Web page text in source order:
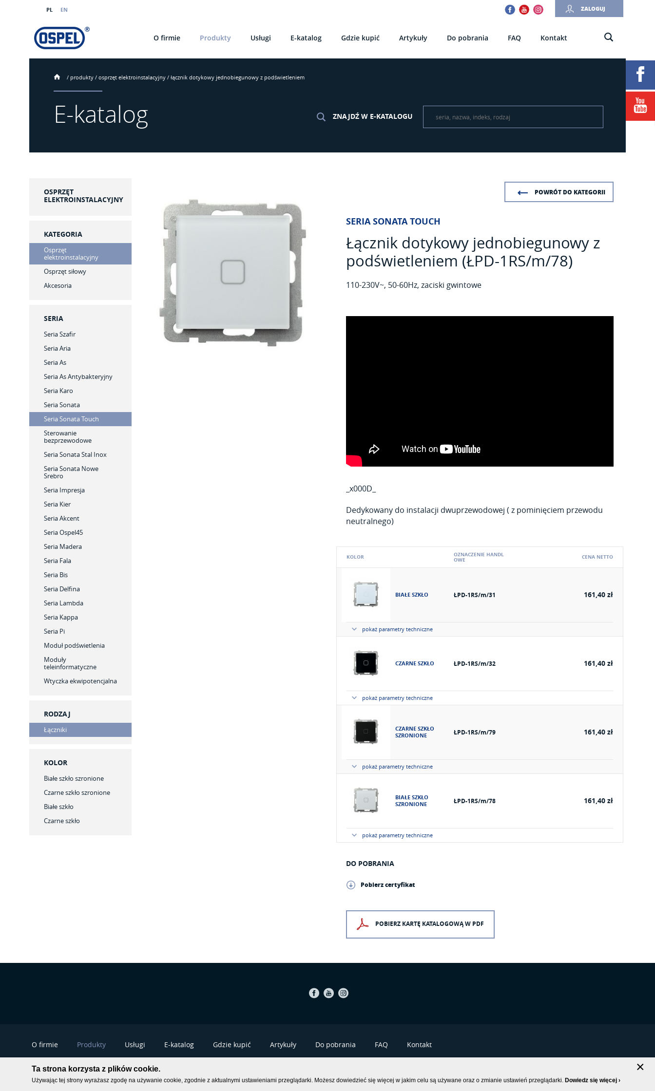
PL EN ZALOGUJ
Instagram
O firmie Produkty Usługi E-katalog Gdzie kupić Artykuły Do pobrania FAQ Kontakt
/ produkty / osprzęt elektroinstalacyjny / łącznik dotykowy jednobiegunowy z podświetleniem
E-katalog ZNAJDŹ W E-KATALOGU
OSPRZĘT
ELEKTROINSTALACYJNY
KATEGORIA
Osprzęt
elektroinstalacyjny
Osprzęt siłowy
Akcesoria
SERIA
Seria Szafir
Seria Aria
Seria As
Seria As Antybakteryjny
Seria Karo
Seria Sonata
Seria Sonata Touch
Sterowanie
bezprzewodowe
Seria Sonata Stal Inox
Seria Sonata Nowe
Srebro
Seria Impresja
Seria Kier
Seria Akcent
Seria Ospel45
Seria Madera
Seria Fala
Seria Bis
Seria Delfina
Seria Lambda
Seria Kappa
Seria Pi
Moduł podświetlenia
Moduły
teleinformatyczne
Wtyczka ekwipotencjalna
RODZAJ
Łączniki
KOLOR
Białe szkło szronione
Czarne szkło szronione
Białe szkło
Czarne szkło
POWRÓT DO KATEGORII
SERIA SONATA TOUCH
Łącznik dotykowy jednobiegunowy z
podświetleniem (ŁPD-1RS/m/78)
110-230V~, 50-60Hz, zaciski gwintowe
_x000D_
Dedykowany do instalacji dwuprzewodowej ( z pominięciem przewodu
neutralnego)
KOLOR OZNACZENIE HANDL
OWE CENA NETTO
BIAŁE SZKŁO ŁPD-1RS/m/31 161,40 zł
pokaż parametry techniczne
CZARNE SZKŁO ŁPD-1RS/m/32 161,40 zł
pokaż parametry techniczne
CZARNE SZKŁO
SZRONIONE
ŁPD-1RS/m/79 161,40 zł
pokaż parametry techniczne
BIAŁE SZKŁO
SZRONIONE
ŁPD-1RS/m/78 161,40 zł
pokaż parametry techniczne
DO POBRANIA
Pobierz certyfikat
POBIERZ KARTĘ KATALOGOWĄ W PDF
Instagram
O firmie Produkty Usługi E-katalog Gdzie kupić Artykuły Do pobrania FAQ Kontakt
Ta strona korzysta z plików cookie.
Używając tej strony wyrażasz zgodę na używanie cookie, zgodnie z aktualnymi ustawieniami przeglądarki. Możesz dowiedzieć się więcej w jakim celu są używane oraz o zmianie ustawień przeglądarki. Dowiedz się więcej ›
×